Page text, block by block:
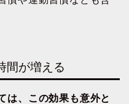
間が増える
は、この効果も意外と